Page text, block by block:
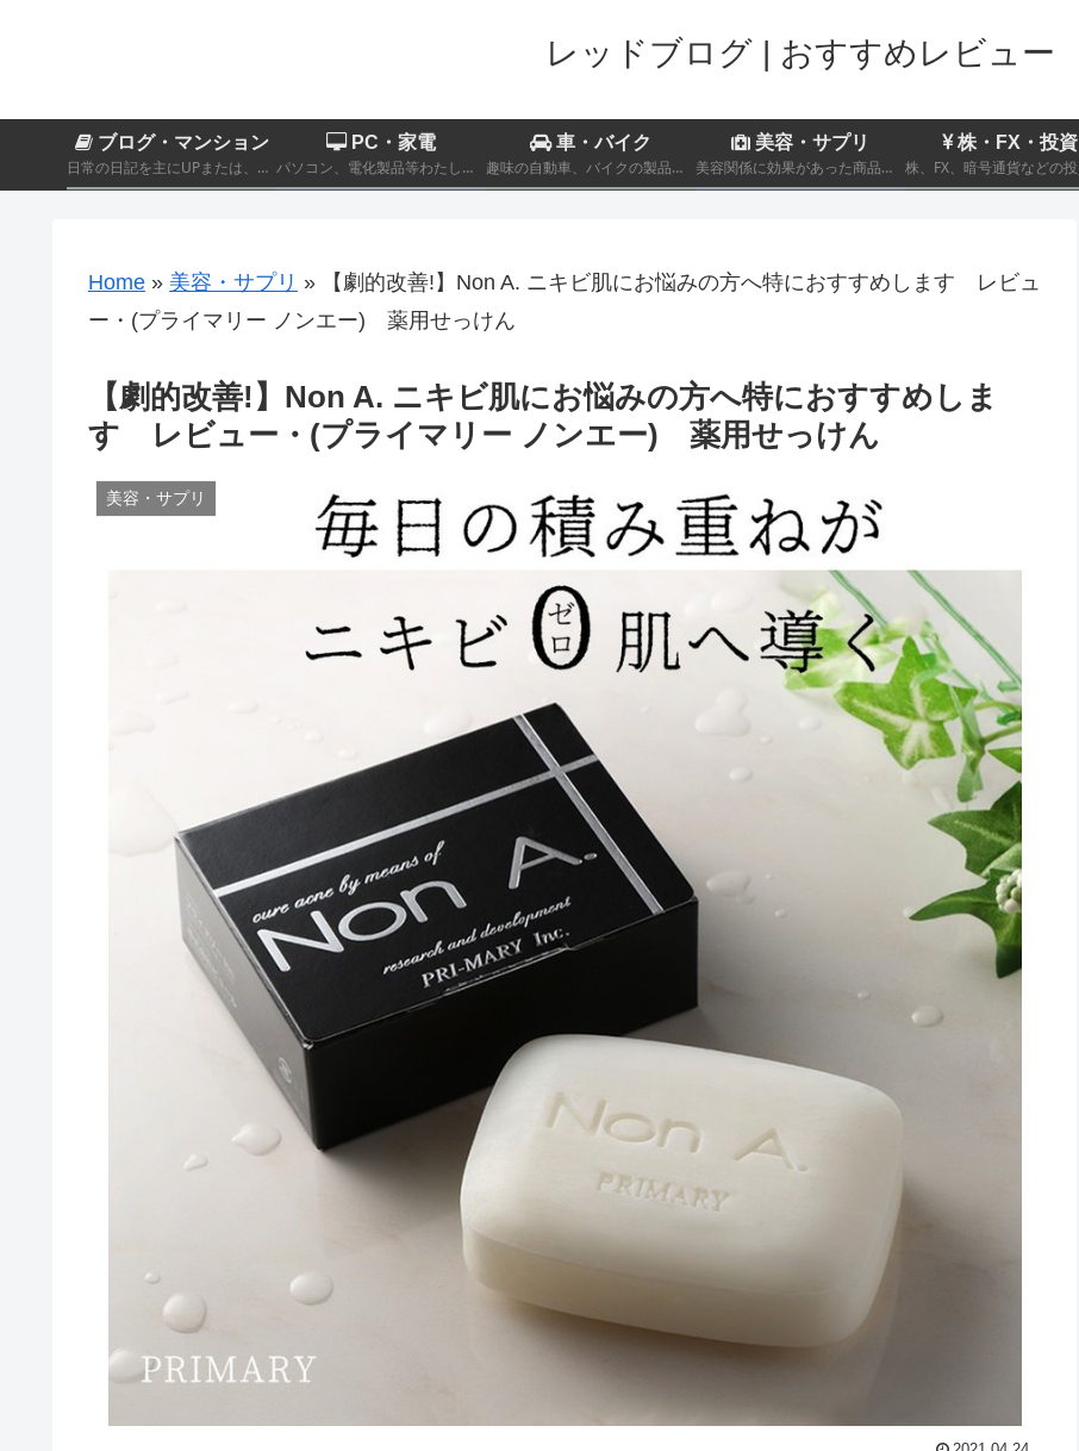
レッドブログ | おすすめレビュー
ブログ・マンション
日常の日記を主にUPまたは、カテゴリーに分類されないその他製品商品のレビュー記事。
PC・家電
パソコン、電化製品等わたし自身が実際に購入したものをレビューするカテゴリーです。
車・バイク
趣味の自動車、バイクの製品レビューおよび車両のインプレッション
美容・サプリ
美容関係に効果があった商品についてのレビュー記事を記載しております。
株・FX・投資
Home » 美容・サプリ » 【劇的改善!】Non A. ニキビ肌にお悩みの方へ特におすすめします レビュ
ー・(プライマリー ノンエー) 薬用せっけん
【劇的改善!】Non A. ニキビ肌にお悩みの方へ特におすすめしま
す レビュー・(プライマリー ノンエー) 薬用せっけん
美容・サプリ